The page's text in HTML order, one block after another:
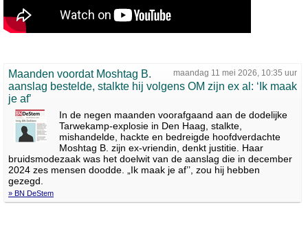
maandag 11 mei 2026, 10:35 uur
Maanden voordat Moshtag B.
aanslag bestelde, stalkte hij volgens OM zijn ex al: ‘Ik maak
je af’
In de negen maanden voorafgaand aan de dodelijke
Tarwekamp-explosie in Den Haag, stalkte,
mishandelde, hackte en bedreigde hoofdverdachte
Moshtag B. zijn ex-vriendin, denkt justitie. Haar
bruidsmodezaak was het doelwit van de aanslag die in december
2024 zes mensen doodde. „Ik maak je af’’, zou hij hebben
gezegd.
» BN DeStem